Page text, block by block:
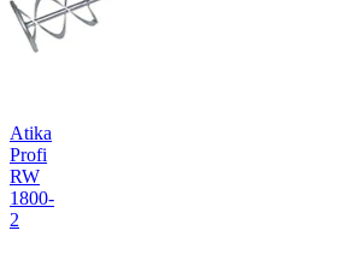
Atika
Profi
RW
1800-
2